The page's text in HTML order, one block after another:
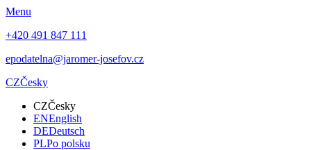
Menu
+420 491 847 111
epodatelna@jaromer-josefov.cz
CZČesky
CZČesky
ENEnglish
DEDeutsch
PLPo polsku